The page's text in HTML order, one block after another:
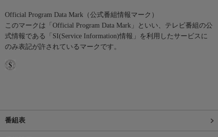
Official Program Data Mark（公式番組情報マーク）
このマークは「Official Program Data Mark」といい、テレビ番組の公
式情報である「SI(Service Information)情報」を利用したサービスに
のみ表記が許されているマークです。
番組表